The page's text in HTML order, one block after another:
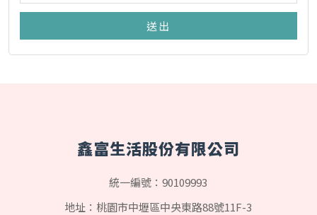
鑫富生活股份有限公司
統一編號：90109993
地址：桃園市中壢區中央東路88號11F-3